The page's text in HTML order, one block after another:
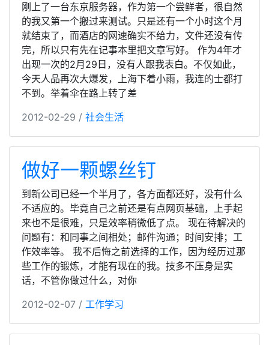
刚上了一台东京服务器，作为第一个尝鲜者，很自然
的我又第一个搬过来测试。只是还有一个小时这个月
就结束了，而酒店的网速确实不给力，文件还没有传
完，所以只有先在记事本里把文章写好。 作为4年才
出现一次的2月29日，没有人跟我表白。不仅如此，
今天人品再次大爆发，上海下着小雨，我连的士都打
不到。举着伞在路上转了差
2012-02-29 / 社会生活
做好一颗螺丝钉
到新公司已经一个半月了，各方面都还好，没有什么
不适应的。毕竟自己之前还是有点网页基础，上手起
来也不是很难，只是效率稍微低了点。 现在待解决的
问题有：和同事之间相处；邮件沟通；时间安排；工
作效率等。 我不后悔之前选择的工作，因为经历过那
些工作的锻炼，才能有现在的我。技多不压身是实
话，不管你做过什么，对你
2012-02-07 / 工作学习